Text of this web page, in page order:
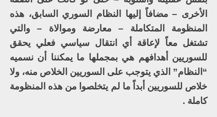
الأخرى – مضافاً إليها النظام السوري السابق، هذه
المنظومة المتكاملة – معارضة وموالاة – والتي
تشتغل معاً لإعاقة أي انتقال سياسي فعلي يحقق
للسوريين أهدافهم هي بمجملها ما يمكننا أن نسميه
“النظام” الذي يتوجب على السوريين الخلاص منه، ولا
خلاص للسوريين أبداً ما لم يتخلصوا من هذه المنظومة
كاملة .